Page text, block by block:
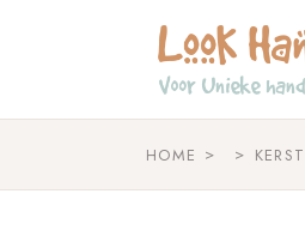
HOME KERST